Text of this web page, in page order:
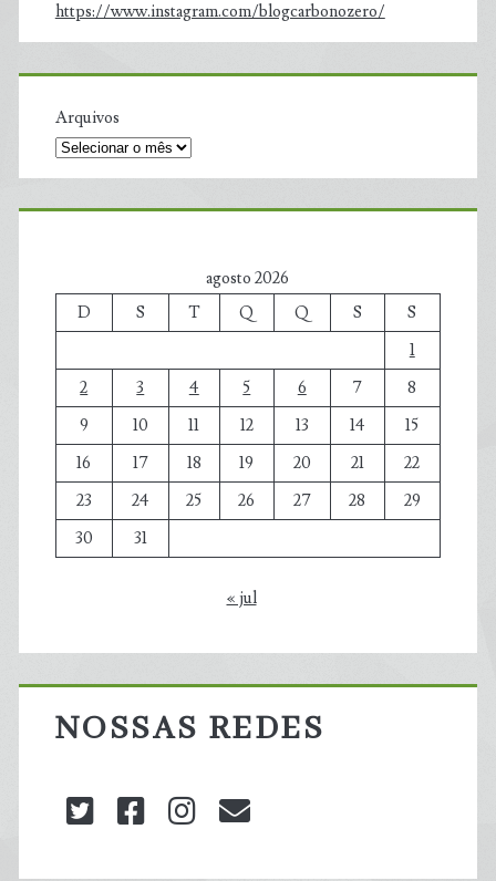
https://www.instagram.com/blogcarbonozero/
Arquivos
agosto 2026
D
S T Q Q S
S
1
2
3 4 5 6 7
8
9
10 11 12 13 14
15
16
17 18 19 20 21
22
23
24 25 26 27 28
29
30
31
« jul
NOSSAS REDES
twitterfacebookinstagram